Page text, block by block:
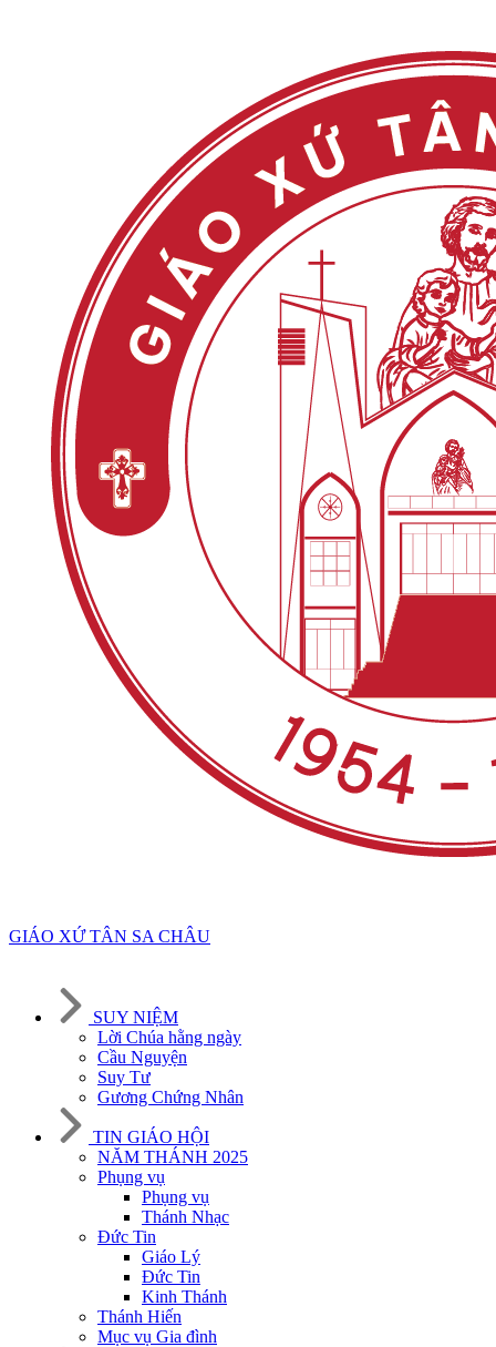
GIÁO XỨ TÂN SA CHÂU
SUY NIỆM
Lời Chúa hằng ngày
Cầu Nguyện
Suy Tư
Gương Chứng Nhân
TIN GIÁO HỘI
NĂM THÁNH 2025
Phụng vụ
Phụng vụ
Thánh Nhạc
Đức Tin
Giáo Lý
Đức Tin
Kinh Thánh
Thánh Hiến
Mục vụ Gia đình